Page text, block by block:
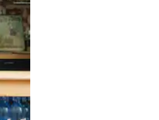
o dedo na tela.